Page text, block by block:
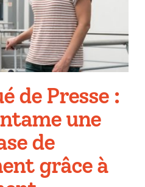
de Presse :
une
de
grâce à